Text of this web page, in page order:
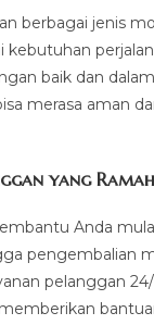
berbagai jenis
kebutuhan
baik dan
merasa aman
yang
Anda
pengembalian
pelanggan